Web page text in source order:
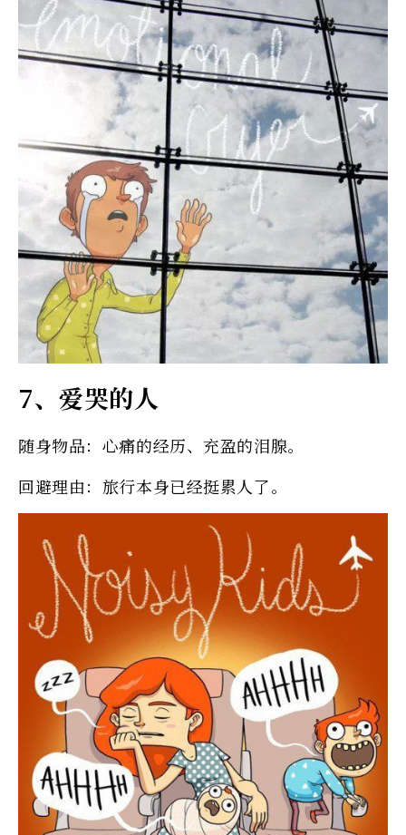
7、爱哭的人
随身物品：心痛的经历、充盈的泪腺。
回避理由：旅行本身已经挺累人了。